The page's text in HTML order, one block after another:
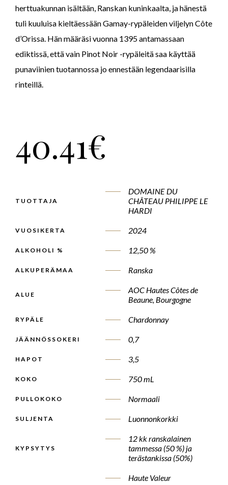
herttuakunnan isältään, Ranskan kuninkaalta, ja hänestä
tuli kuuluisa kieltäessään Gamay-rypäleiden viljelyn Côte
d’Orissa. Hän määräsi vuonna 1395 antamassaan
ediktissä, että vain Pinot Noir -rypäleitä saa käyttää
punaviinien tuotannossa jo ennestään legendaarisilla
rinteillä.
40.41€
TUOTTAJA
DOMAINE DU
CHÂTEAU PHILIPPE LE
HARDI
VUOSIKERTA 2024
ALKOHOLI % 12,50 %
ALKUPERÄMAA Ranska
ALUE
AOC Hautes Côtes de
Beaune, Bourgogne
RYPÄLE Chardonnay
JÄÄNNÖSSOKERI 0,7
HAPOT 3,5
KOKO 750 mL
PULLOKOKO Normaali
SULJENTA Luonnonkorkki
KYPSYTYS
12 kk ranskalainen
tammessa (50 %) ja
terästankissa (50%)
Haute Valeur